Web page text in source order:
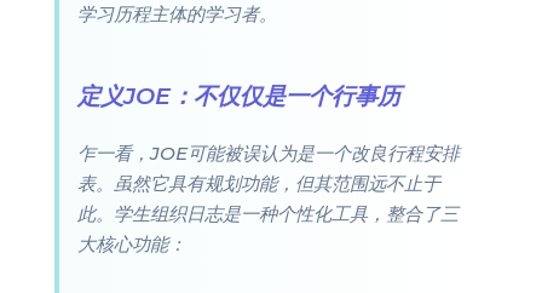
学习历程主体的学习者。
定义JOE：不仅仅是一个行事历
乍一看，JOE可能被误认为是一个改良行程安排
表。虽然它具有规划功能，但其范围远不止于
此。学生组织日志是一种个性化工具，整合了三
大核心功能：